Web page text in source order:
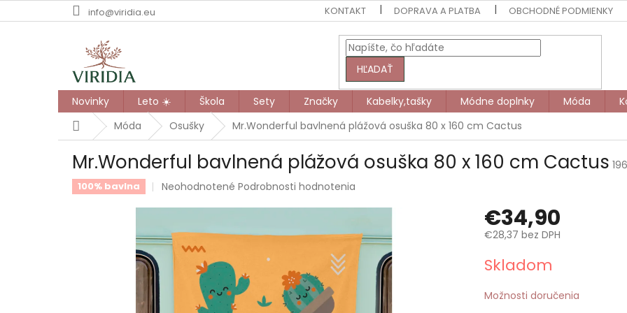
na
info@viridia.eu KONTAKT DOPRAVA A PLATBA OBCHODNÉ PODMIENKY
HĽADAŤ
Novinky Leto ☀️ Škola Sety Značky Kabelky,tašky Módne doplnky Móda
DomovMóda Osušky Mr.Wonderful bavlnená plážová osuška 80 x 160 cm Cactus
Mr.Wonderful bavlnená plážová osuška 80 x 160 cm Cactus
100% bavlna
Priemerné
produktu
0,0
hviezdičiek.
Neohodnotené Podrobnosti hodnotenia
€34,90
€28,37 bez DPH
cena:
Skladom
Možnosti doručenia